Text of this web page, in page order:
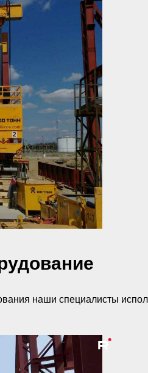
наши специалисты